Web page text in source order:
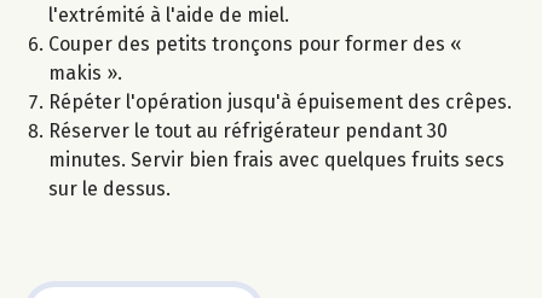
l'extrémité à l'aide de miel.
Couper des petits tronçons pour former des «
makis ».
Répéter l'opération jusqu'à épuisement des crêpes.
Réserver le tout au réfrigérateur pendant 30
minutes. Servir bien frais avec quelques fruits secs
sur le dessus.